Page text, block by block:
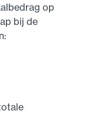
op
bij de